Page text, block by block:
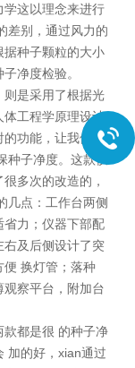
学这以理念来进行
差别，通过风力的
据种子颗粒的大小
净度检验。
则是采用了根据光
体工程学原理设计
的功能，让我们可
子净度。这款仪
多次的改造的，
几点：工作台两侧
省力；仪器下部配
右及后侧设计了突
换灯管；落种
察平台，附加台
款都是很 的种子净
加的好，xian通过